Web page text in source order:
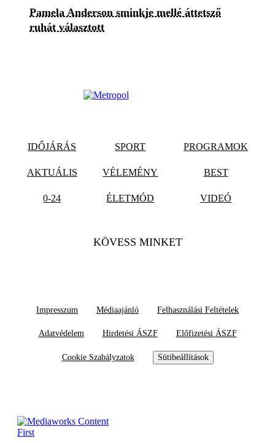
Pamela Anderson sminkje mellé áttetsző
ruhát választott
IDŐJÁRÁS SPORT PROGRAMOK
AKTUÁLIS VÉLEMÉNY BEST
0-24 ÉLETMÓD VIDEÓ
KÖVESS MINKET
Impresszum Médiaajánló Felhasználási Feltételek
Adatvédelem Hirdetési ÁSZF Előfizetési ÁSZF
Cookie Szabályzatok Sütibeállítások